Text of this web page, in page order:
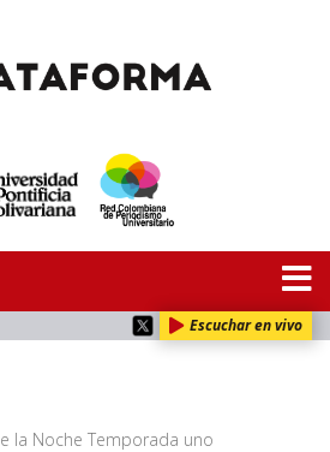
Escuchar en vivo
la Noche Temporada uno